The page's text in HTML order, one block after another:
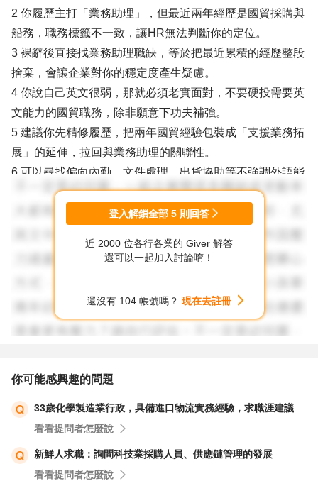
2 你履歷主打「業務助理」，但最近兩年經歷是國貿採購與
船務，職務標籤不一致，讓HR無法判斷你的定位。
3 裸辭後直接找業務助理職缺，等於把最近累積的經歷整段
捨棄，會讓企業對你的穩定度產生疑慮。
4 你說自己英文很弱，那就必須老實面對，不要硬投需要英
文能力的國貿職務，除非願意下功夫補強。
5 建議你先精修履歷，把兩年國貿經驗包裝成「支援業務拓
展」的延伸，拉回與業務助理的關聯性。
6 可以尋找偏向內勤、文件處理、出貨協助等不強調外語能
力的業務助理職位，降低門檻。
7 若真心不喜歡國貿內容，請果斷轉型，別再猶豫徘徊於兩
8 英文能力短期內無法補強到符合國貿職務，就不要再考慮
9 試著從中小企業下手，這類公司較重視實務能力，不會硬
卡你過往的職務名稱與語言程度。
11 找工作本來就很現實，不要期待每一份經歷都能被欣
碰到瓶頸，業務助理五年多，，是優勢。
12 祝福你。希望你早日找到適合、穩定且讓你有成就感的
工作，加油！
登入解鎖全部 5 則回答
近 2000 位各行各業的 Giver 解答
還可以一起加入討論唷！
還沒有 104 帳號嗎？ 現在去註冊
你可能感興趣的問題
33歲化學製造業行政，具備進口物流實務經驗，求職涯建議
看看提問者怎麼說
新鮮人求職：詢問科技業採購人員、供應鏈管理的發展
看看提問者怎麼說